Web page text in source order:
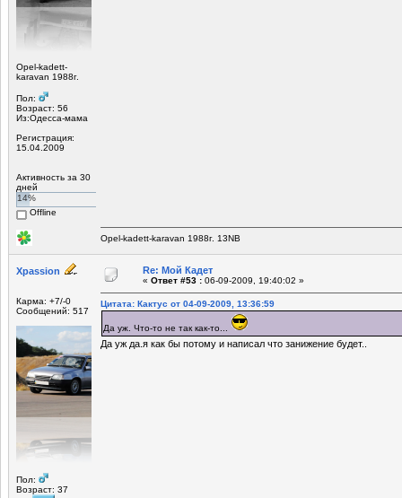
Opel-kadett-
karavan 1988г.
Пол:
Возраст: 56
Из:Одесса-мама
Регистрация:
15.04.2009
Активность за 30
дней
14%
Offline
Opel-kadett-karavan 1988г. 13NB
Xpassion
Карма: +7/-0
Сообщений: 517
Пол:
Возраст: 37
Re: Мой Кадет
« Ответ #53 : 06-09-2009, 19:40:02 »
Цитата: Кактус от 04-09-2009, 13:36:59
Да уж. Что-то не так как-то...
Да уж да.я как бы потому и написал что занижение будет..